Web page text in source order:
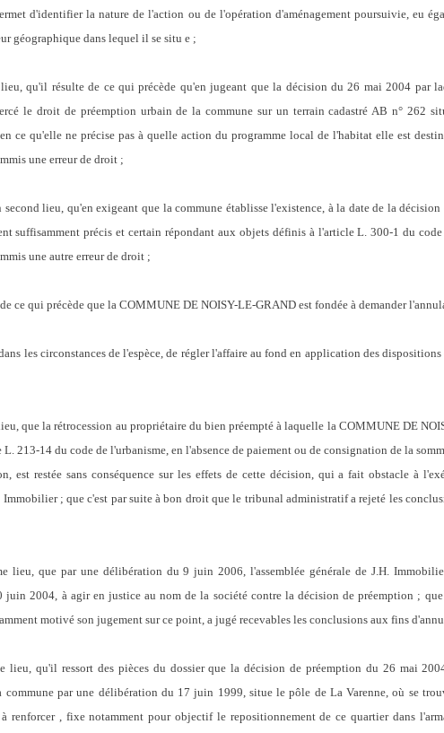
d'identifier la nature de l'action ou de l'opération d'aménagement poursuivie, eu
géographique dans lequel il se situ e ;
qu'il résulte de ce qui précède qu'en jugeant que la décision du 26 mai 2004 par
le droit de préemption urbain de la commune sur un terrain cadastré AB n° 262
ce qu'elle ne précise pas à quelle action du programme local de l'habitat elle est
une erreur de droit;
second lieu, qu'en exigeant que la commune établisse l'existence, à la date de la
suffisamment précis et certain répondant aux objets définis à l'article L. 300-1 du
une autre erreur de droit ;
ce qui précède que la COMMUNE DE NOISY-LE-GRAND est fondée à demander
les circonstances de l'espèce, de régler l'affaire au fond en application des
que la rétrocession au propriétaire du bien préempté à laquelle la COMMUNE DE
213-14 du code de l'urbanisme, en l'absence de paiement ou de consignation de la
est restée sans conséquence sur les effets de cette décision, qui a fait obstacle à
; que c'est par suite à bon droit que le tribunal administratif a rejeté les
lieu, que par une délibération du 9 juin 2006, l'assemblée générale de J.H.
juin 2004, à agir en justice au nom de la société contre la décision de préemption ;
motivé son jugement sur ce point, a jugé recevables les conclusions aux fins
lieu, qu'il ressort des pièces du dossier que la décision de préemption du 26 mai
commune par une délibération du 17 juin 1999, situe le pôle de La Varenne, où se
à renforcer , fixe notamment pour objectif le repositionnement de ce quartier dans